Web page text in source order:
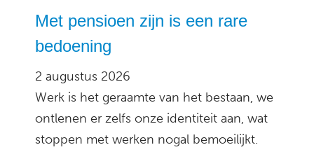
Met pensioen zijn is een rare
bedoening
2 augustus 2026
Werk is het geraamte van het bestaan, we
ontlenen er zelfs onze identiteit aan, wat
stoppen met werken nogal bemoeilijkt.